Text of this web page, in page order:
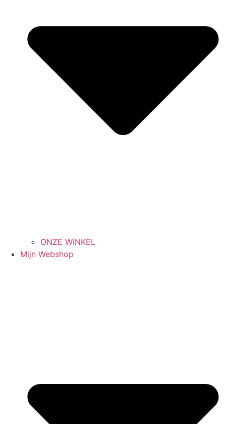
ONZE WINKEL
Mijn Webshop